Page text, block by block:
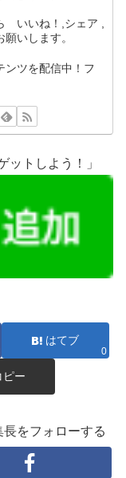
いいね！,シェア ,
いします。
ンツを配信中！フ
ットしよう！」
はてブ
0
ピー
をフォローする